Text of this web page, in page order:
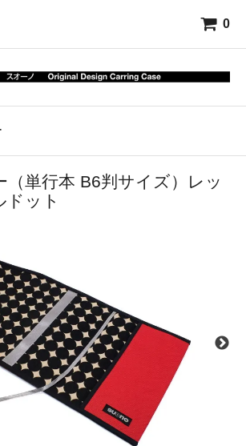
0
（単行本 B6判サイズ）レッ
ドット